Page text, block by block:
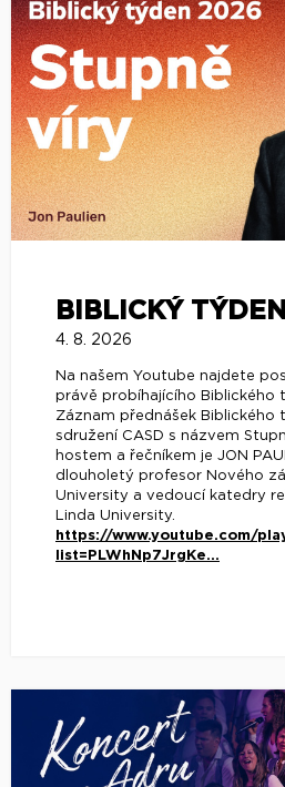
BIBLICKÝ
4. 8. 2026
Na našem Youtube najdete
právě probíhajícího Biblického
Záznam přednášek Biblického
sdružení CASD s názvem
hostem a řečníkem je JON
dlouholetý profesor Nového
University a vedoucí katedry
Linda University.
https://www.youtube.com/
list=PLWhNp7JrgKe...